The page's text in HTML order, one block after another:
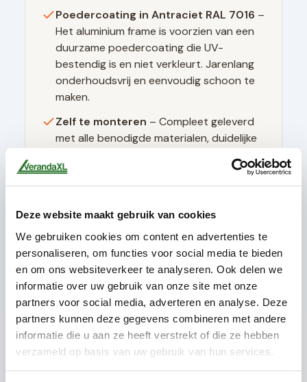
Deze website maakt gebruik van cookies
We gebruiken cookies om content en advertenties te
personaliseren, om functies voor social media te bieden
en om ons websiteverkeer te analyseren. Ook delen we
informatie over uw gebruik van onze site met onze
partners voor social media, adverteren en analyse. Deze
partners kunnen deze gegevens combineren met andere
informatie die u aan ze heeft verstrekt of die ze hebben
verzameld op basis van uw gebruik van hun services.
Poedercoating in Antraciet RAL 7016 –
Het aluminium frame is voorzien van een
duurzame poedercoating die UV-
bestendig is en niet verkleurt. Jarenlang
onderhoudsvrij en eenvoudig schoon te
maken.
Zelf te monteren – Compleet geleverd
met alle benodigde materialen, duidelijke
Geen speciaal gereedschap nodig.
Technische specificaties
Glasdikte
10mm gehard (ESG)
Glastype
Helder glas
Glasranden
Geslepen (niet scherp)
Profielmateriaal
Aluminium 6063-T6
Afwerking
Antraciet RAL 7016